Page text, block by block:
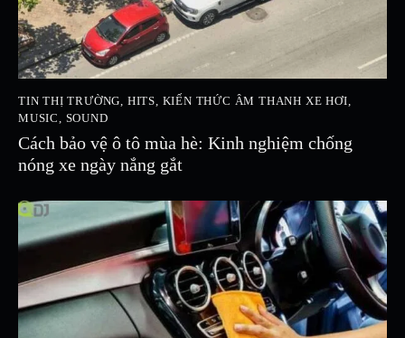
TIN THỊ TRƯỜNG HITS KIẾN THỨC ÂM THANH XE HƠI
MUSIC
SOUND
Cách bảo vệ ô tô mùa hè: Kinh nghiệm chống
nóng xe ngày nắng gắt